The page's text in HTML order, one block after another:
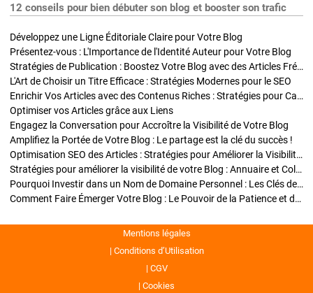
12 conseils pour bien débuter son blog et booster son trafic
Développez une Ligne Éditoriale Claire pour Votre Blog
Présentez-vous : L'Importance de l'Identité Auteur pour Votre Blog
Stratégies de Publication : Boostez Votre Blog avec des Articles Fréquents et Exclusifs
L'Art de Choisir un Titre Efficace : Stratégies Modernes pour le SEO
Enrichir Vos Articles avec des Contenus Riches : Stratégies pour Captiver et Optimiser
Optimiser vos Articles grâce aux Liens
Engagez la Conversation pour Accroître la Visibilité de Votre Blog
Amplifiez la Portée de Votre Blog : Le partage est la clé du succès !
Optimisation SEO des Articles : Stratégies pour Améliorer la Visibilité de Votre Blog
Stratégies pour améliorer la visibilité de votre Blog : Annuaire et Collaborations
Pourquoi Investir dans un Nom de Domaine Personnel : Les Clés de la Réussite de Votre Blog
Comment Faire Émerger Votre Blog : Le Pouvoir de la Patience et de la Persévérance
Mentions légales
Conditions d’Utilisation
CGV
Cookies